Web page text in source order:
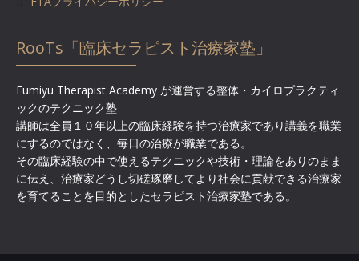
RooTs「臨床セラピスト治療家塾」
Fumiyu Therapist Academy が運営する整体・カイロプラクティ
ックのテクニック塾
講師は全員１０年以上の臨床経験を持つ治療家であり講義を職業
にするのではなく、毎日の治療が職業である。
その臨床経験の中で使えるテクニックや技術・理論をありのまま
に伝え、治療家どうし切磋琢磨してより社会に貢献できる治療家
を育てることを目的としたセラピスト治療家塾である。